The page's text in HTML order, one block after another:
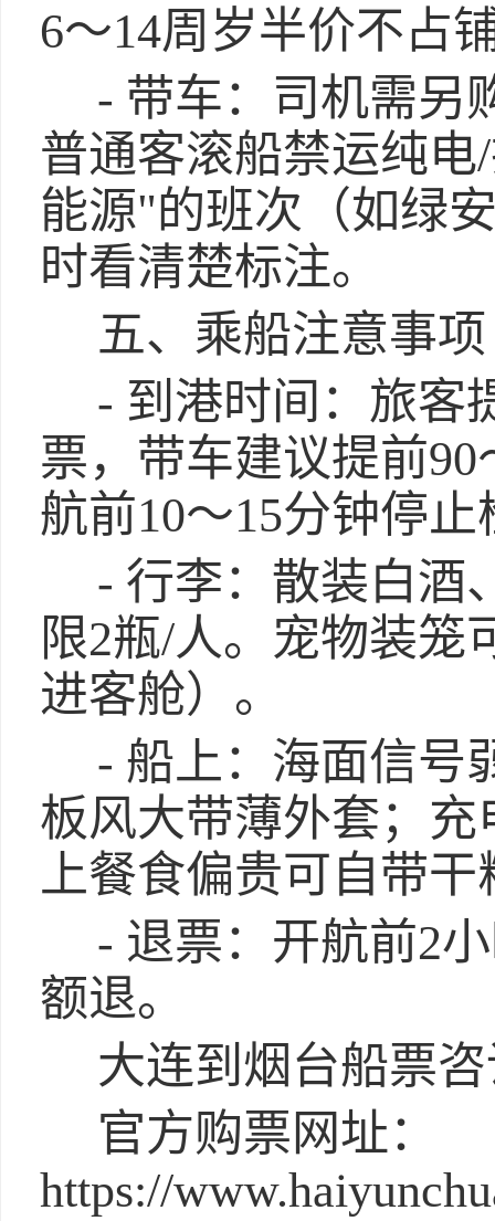
6～14周岁半价不占
- 带车：司机需另
普通客滚船禁运纯
能源"的班次（如绿
时看清楚标注。
五、乘船注意事项
- 到港时间：旅客
票，带车建议提前
航前10～15分钟停止
- 行李：散装白酒
限2瓶/人。宠物装笼
进客舱）。
- 船上：海面信号
板风大带薄外套；
上餐食偏贵可自带干
- 退票：开航前2
额退。
大连到烟台船票咨
官方购票网址：
https://